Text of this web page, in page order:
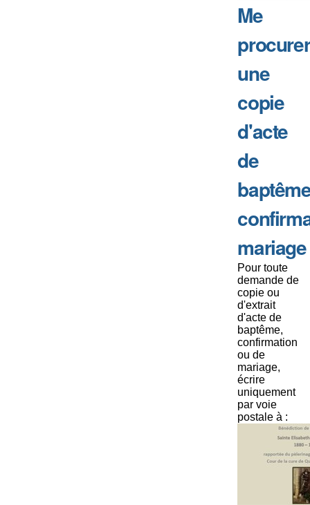
Me
procurer
une
copie
d'acte
de
mariage
Pour toute
demande de
copie ou
d'extrait
d'acte de
baptême,
confirmation
ou de
mariage,
écrire
uniquement
par voie
postale à :